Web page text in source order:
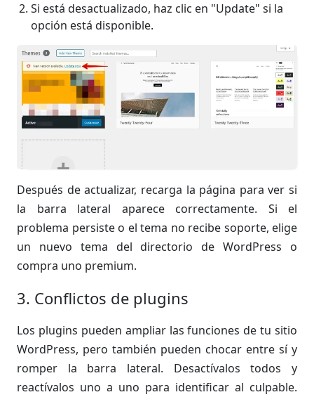
Si está desactualizado, haz clic en "Update" si la
opción está disponible.
Después de actualizar, recarga la página para ver si
la barra lateral aparece correctamente. Si el
problema persiste o el tema no recibe soporte, elige
un nuevo tema del directorio de WordPress o
compra uno premium.
3. Conflictos de plugins
Los plugins pueden ampliar las funciones de tu sitio
WordPress, pero también pueden chocar entre sí y
romper la barra lateral. Desactívalos todos y
reactívalos uno a uno para identificar al culpable.